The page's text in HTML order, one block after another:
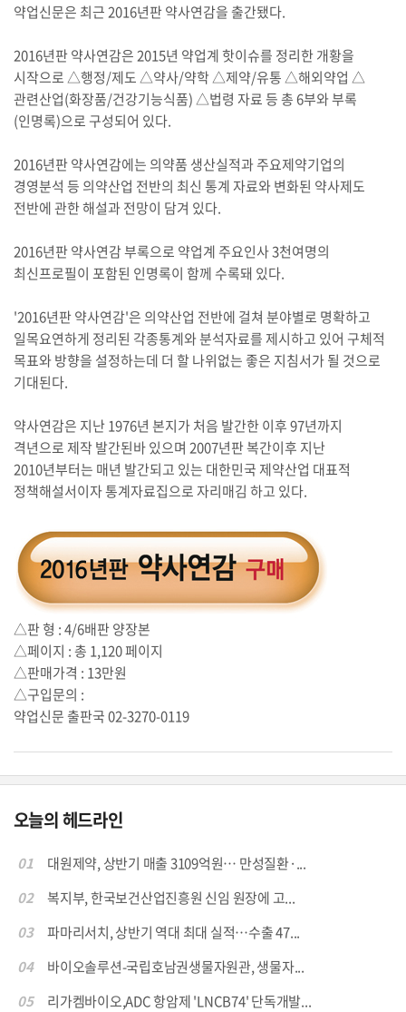
약업신문은 최근 2016년판 약사연감을 출간됐다.
2016년판 약사연감은 2015년 약업계 핫이슈를 정리한 개황을
시작으로 △행정/제도 △약사/약학 △제약/유통 △해외약업 △
관련산업(화장품/건강기능식품) △법령 자료 등 총 6부와 부록
(인명록)으로 구성되어 있다.
2016년판 약사연감에는 의약품 생산실적과 주요제약기업의
경영분석 등 의약산업 전반의 최신 통계 자료와 변화된 약사제도
전반에 관한 해설과 전망이 담겨 있다.
2016년판 약사연감 부록으로 약업계 주요인사 3천여명의
최신프로필이 포함된 인명록이 함께 수록돼 있다.
'2016년판 약사연감'은 의약산업 전반에 걸쳐 분야별로 명확하고
일목요연하게 정리된 각종통계와 분석자료를 제시하고 있어 구체적
목표와 방향을 설정하는데 더 할 나위없는 좋은 지침서가 될 것으로
기대된다.
약사연감은 지난 1976년 본지가 처음 발간한 이후 97년까지
격년으로 제작 발간된바 있으며 2007년판 복간이후 지난
2010년부터는 매년 발간되고 있는 대한민국 제약산업 대표적
정책해설서이자 통계자료집으로 자리매김 하고 있다.
△판 형 : 4/6배판 양장본
△페이지 : 총 1,120 페이지
△판매가격 : 13만원
△구입문의 :
약업신문 출판국 02-3270-0119
오늘의 헤드라인
01
대원제약, 상반기 매출 3109억원… 만성질환·...
02
복지부, 한국보건산업진흥원 신임 원장에 고...
03
파마리서치, 상반기 역대 최대 실적…수출 47...
04
바이오솔루션-국립호남권생물자원관, 생물자...
05
리가켐바이오,ADC 항암제 'LNCB74' 단독개발...